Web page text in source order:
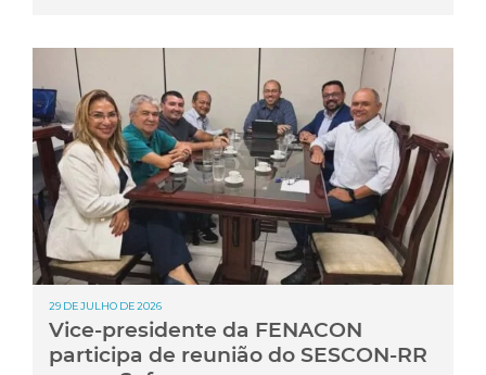
29 DE JULHO DE 2026
Vice-presidente da FENACON
participa de reunião do SESCON-RR